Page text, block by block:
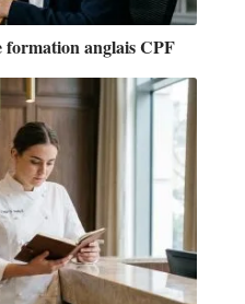
formation anglais CPF